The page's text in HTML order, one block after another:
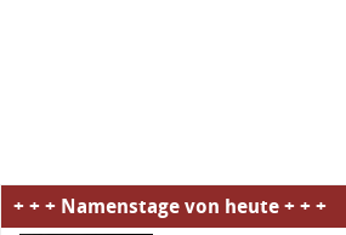
+ + + Namenstage von heute + + +